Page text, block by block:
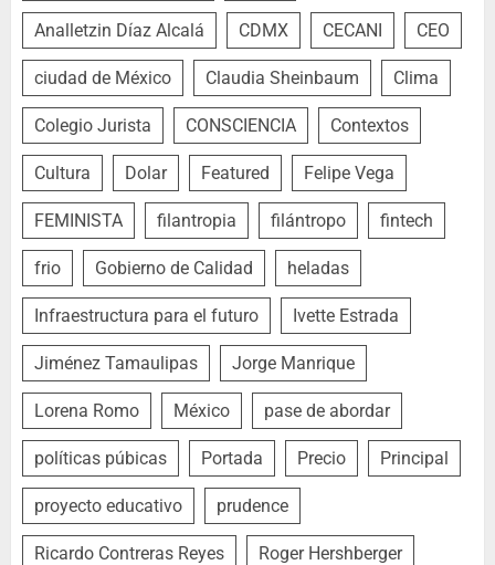
Analletzin Díaz Alcalá CDMX CECANI CEO
ciudad de México Claudia Sheinbaum Clima
Colegio Jurista CONSCIENCIA Contextos
Cultura Dolar Featured Felipe Vega
FEMINISTA filantropia filántropo fintech
frio Gobierno de Calidad heladas
Infraestructura para el futuro Ivette Estrada
Jiménez Tamaulipas Jorge Manrique
Lorena Romo México pase de abordar
políticas púbicas Portada Precio Principal
proyecto educativo prudence
Ricardo Contreras Reyes Roger Hershberger